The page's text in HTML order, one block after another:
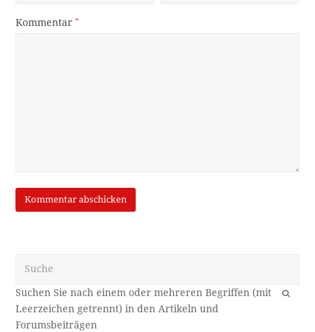
Kommentar*
OK